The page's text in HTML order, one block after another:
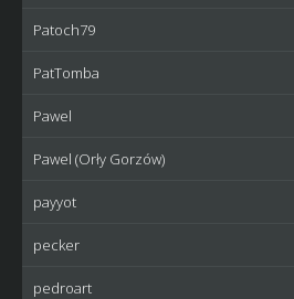
Patoch79
PatTomba
Pawel
Pawel (Orły Gorzów)
payyot
pecker
pedroart